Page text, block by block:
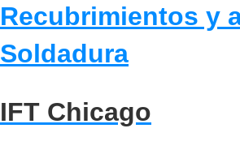
Recubrimientos y
Soldadura
IFT Chicago